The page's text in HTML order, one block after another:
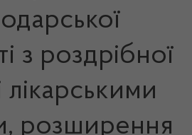
з роздрібної
лікарськими
розширення